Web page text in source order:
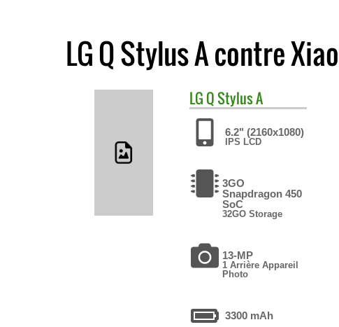
LG Q Stylus A contre
LG Q Stylus A
6.2" (2160x1080)
IPS LCD
3GO
Snapdragon 450
SoC
32GO Storage
13-MP
1 Arrière Appareil
Photo
3300 mAh